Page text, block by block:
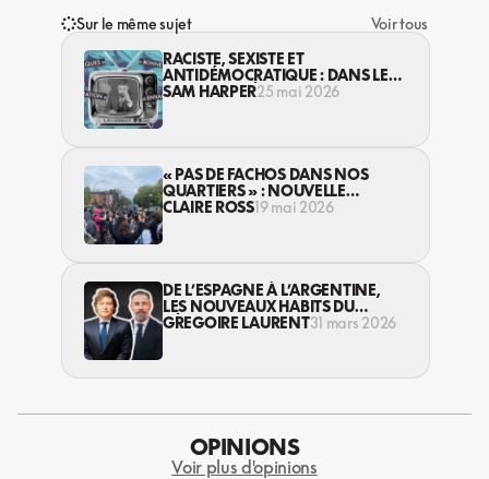
Sur le même sujet
Voir tous
RACISTE, SEXISTE ET
ANTIDÉMOCRATIQUE : DANS LE
CANAL PRIVÉ DE NOMOS-TV
SAM HARPER25 mai 2026
« PAS DE FACHOS DANS NOS
QUARTIERS » : NOUVELLE
ALLIANCE RENCONTRE DE
CLAIRE ROSS19 mai 2026
DE L’ESPAGNE À L’ARGENTINE,
LES NOUVEAUX HABITS DU
RÉVISIONNISME
GREGOIRE LAURENT31 mars 2026
OPINIONS
Voir plus d'opinions